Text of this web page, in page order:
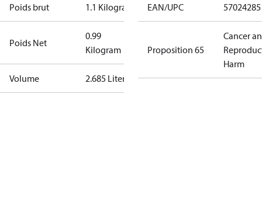
Poids brut 1.1 Kilogram
Poids Net
0.99
Kilogram
Volume 2.685 Liter
EAN/UPC
Proposition 65
Cancer
Harm